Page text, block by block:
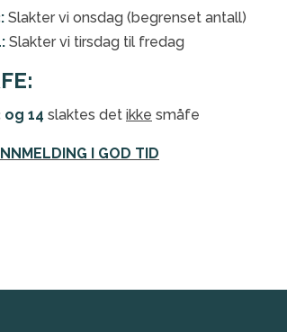
Slakter vi onsdag (begrenset antall)
Slakter vi tirsdag til fredag
og 14 slaktes det ikke småfe
I GOD TID